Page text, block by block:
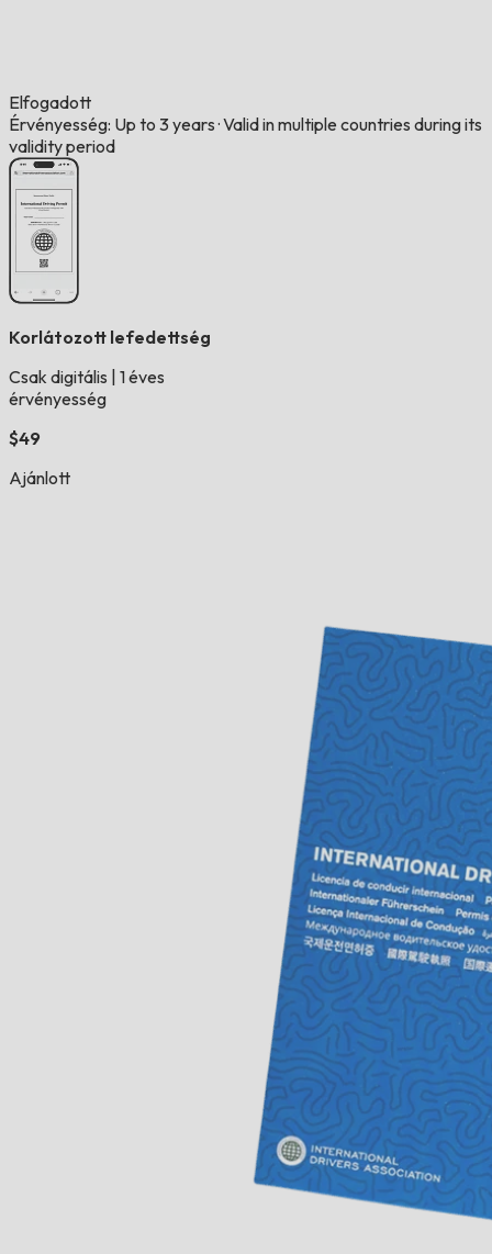
Elfogadott
Érvényesség: Up to 3 years ·Valid in multiple countries during its
validity period
Korlátozott lefedettség
Csak digitális 1 éves
érvényesség
$49
Ajánlott